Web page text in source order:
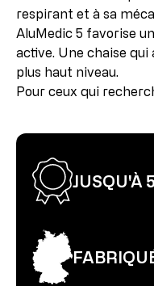
profondeur d'assise
Taille maximale de
permet de proposer le
avantageuses.
2e choix
Cet article a déjà été
d’exposition. Il peut
n’affectent en rien son
entièrement fonctionnelle.
respirant et à sa
AluMedic 5 favorise
active. Une chaise
plus haut niveau.
Pour ceux qui
JUSQU'À